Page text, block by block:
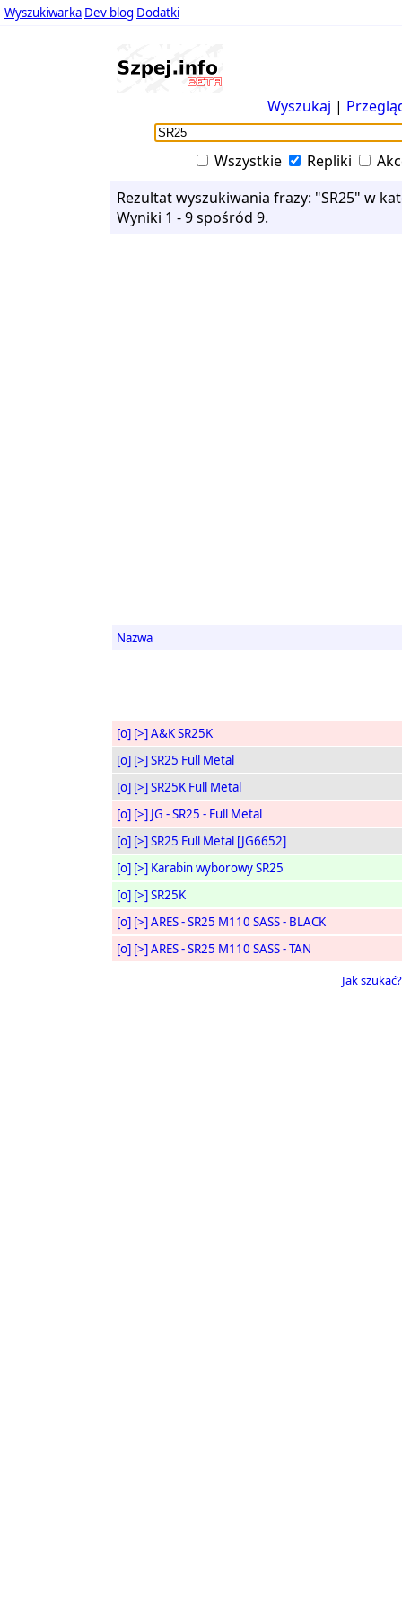
Wyszukiwarka Dev blog Dodatki
Wyszukaj |
Wszystkie Repliki
Rezultat wyszukiwania frazy: "SR25" w
Wyniki 1 - 9 spośród 9.
Nazwa
[o] [>]A&K SR25K
[o] [>]SR25 Full Metal
[o] [>]SR25K Full Metal
[o] [>] JG - SR25 - Full Metal
[o] [>]SR25 Full Metal [JG6652]
[o] [>] Karabin wyborowy SR25
[o] [>]SR25K
[o] [>]ARES - SR25 M110 SASS - BLACK
[o] [>]ARES - SR25 M110 SASS - TAN
Jak szukać?